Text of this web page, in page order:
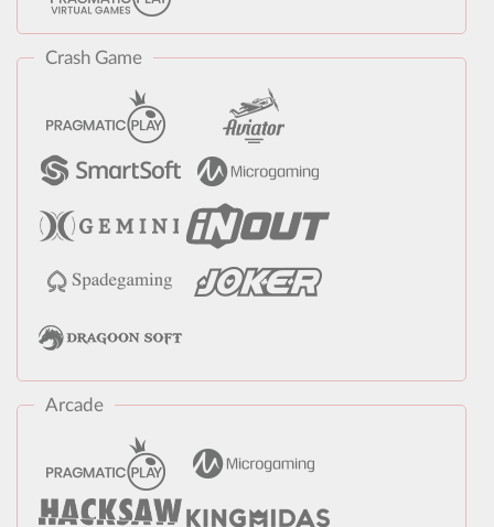
Crash Game
Arcade